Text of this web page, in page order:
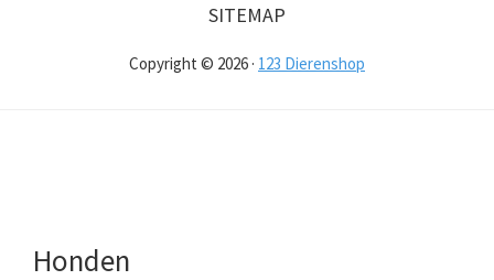
SITEMAP
Copyright © 2026 · 123 Dierenshop
Honden